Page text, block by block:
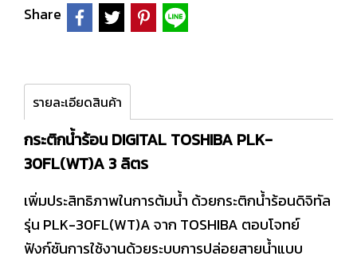
Share
รายละเอียดสินค้า
กระติกน้ำร้อน DIGITAL TOSHIBA PLK-
30FL(WT)A 3 ลิตร
เพิ่มประสิทธิภาพในการต้มน้ำ ด้วยกระติกน้ำร้อนดิจิทัล
รุ่น PLK-30FL(WT)A จาก TOSHIBA ตอบโจทย์
ฟังก์ชันการใช้งานด้วยระบบการปล่อยสายน้ำแบบ